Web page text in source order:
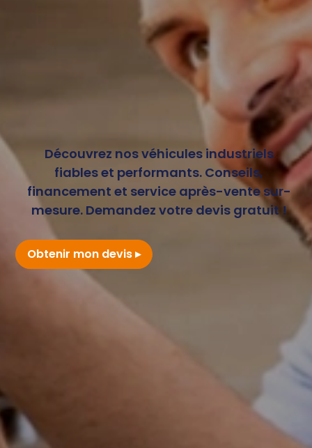
Découvrez nos véhicules industriels
fiables et performants. Conseils,
financement et service après-vente sur-
mesure. Demandez votre devis gratuit !
Obtenir mon devis